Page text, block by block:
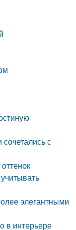
с
элегантными
в интерьере